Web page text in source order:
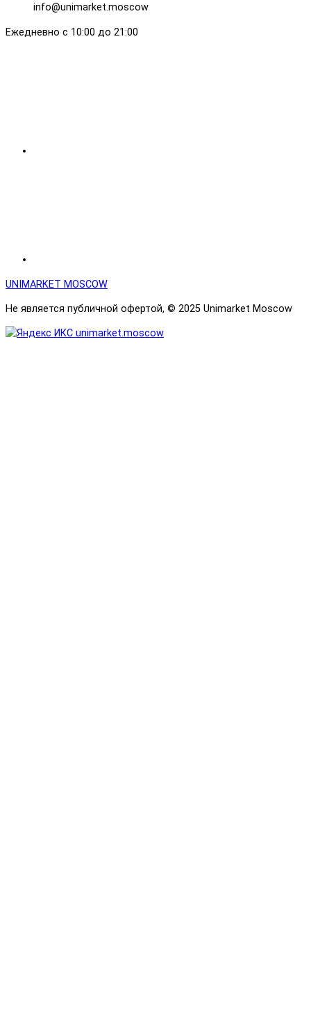
info@unimarket.moscow
Ежедневно с 10:00 до 21:00
UNIMARKET MOSCOW
Не является публичной офертой, © 2025 Unimarket Moscow